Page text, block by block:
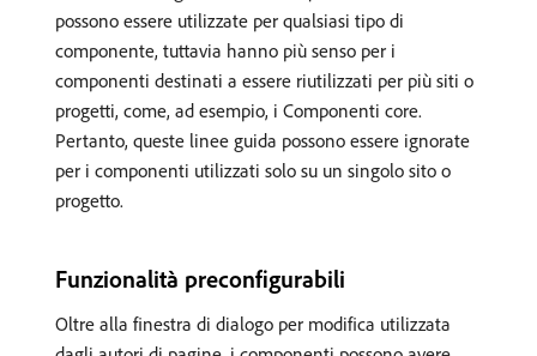
possono essere utilizzate per qualsiasi tipo di
componente, tuttavia hanno più senso per i
componenti destinati a essere riutilizzati per più siti o
progetti, come, ad esempio, i Componenti core.
Pertanto, queste linee guida possono essere ignorate
per i componenti utilizzati solo su un singolo sito o
progetto.
Funzionalità preconfigurabili
Oltre alla finestra di dialogo per modifica utilizzata